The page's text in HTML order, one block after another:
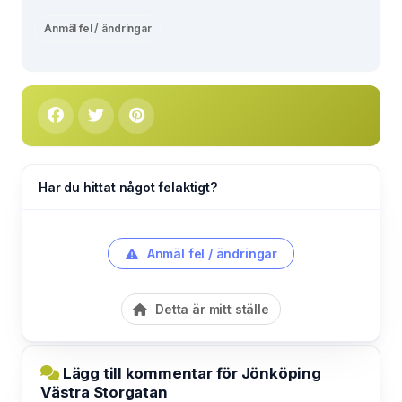
Anmäl fel / ändringar
Har du hittat något felaktigt?
Anmäl fel / ändringar
Detta är mitt ställe
Lägg till kommentar för Jönköping
Västra Storgatan